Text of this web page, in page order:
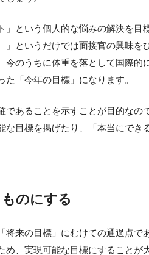
」という個人的な悩みの解決を
」というだけでは面接官の興味
今のうちに体重を落として国際的
た「今年の目標」になります。
であることを示すことが目的な
な目標を掲げたり、「本当にで
のにする
将来の目標」にむけての通過点
め、実現可能な目標にすること